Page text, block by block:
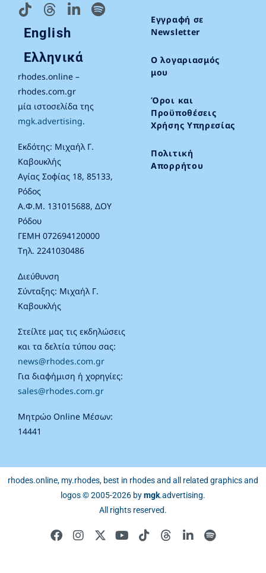
English
Ελληνικά
rhodes.online –
rhodes.com.gr
μία ιστοσελίδα της
mgk.advertising.
Εκδότης: Μιχαήλ Γ.
Καβουκλής
Αγίας Σοφίας 18, 85133,
Ρόδος
Α.Φ.Μ. 131015688, ΔΟΥ
Ρόδου
ΓΕΜΗ 072694120000
Τηλ. 2241030486
Διεύθυνση
Σύνταξης: Μιχαήλ Γ.
Καβουκλής
Στείλτε μας τις εκδηλώσεις
και τα δελτία τύπου σας:
news@rhodes.com.gr
Για διαφήμιση ή χορηγίες:
sales@rhodes.com.gr
Μητρώο Online Μέσων:
14441
Εγγραφή σε
Newsletter
Ο λογαριασμός
μου
Όροι και
Προϋποθέσεις
Χρήσης Υπηρεσίας
Πολιτική
Απορρήτου
rhodes.online, my.rhodes, best in rhodes and all related graphics and
logos © 2005-2026 bymgk.advertising.
All rights reserved.